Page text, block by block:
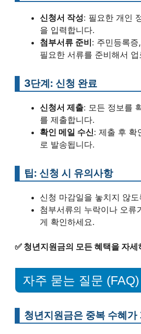
신청서 작성: 필요한 개인
을 입력합니다.
첨부서류 준비: 주민등록
필요한 서류를 준비해서
3단계: 신청 완료
신청서 제출: 모든 정보를
를 제출합니다.
확인 메일 수신: 제출 후 확
로 발송됩니다.
팁: 신청 시 유의사항
신청 마감일을 놓치지 않
첨부서류의 누락이나 오류
게 확인하세요.
✅ 청년지원금의 모든 혜택을 자세
자주 묻는 질문 (FAQ)
청년지원금은 중복 수혜가